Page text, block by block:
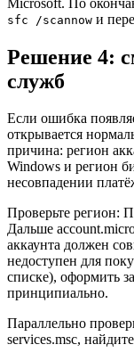
sfc /scannow и
Решение 4:
служб
Если ошибка
открывается
причина: регион
Windows и регион
несовпадении
Проверьте регион:
Дальше
аккаунта должен
недоступен для
списке), оформить
принципиально.
Параллельно
services.msc,